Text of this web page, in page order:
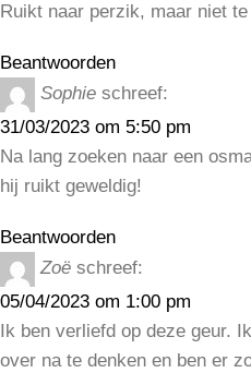
Ruikt naar perzik, maar niet
Beantwoorden
Sophie schreef:
31/03/2023 om 5:50 pm
Na lang zoeken naar een
hij ruikt geweldig!
Beantwoorden
Zoë schreef:
05/04/2023 om 1:00 pm
Ik ben verliefd op deze geur.
over na te denken en ben er